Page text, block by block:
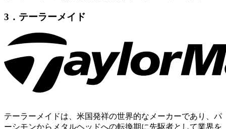
3．テーラーメイド
テーラーメイドは、米国発祥の世界的なメーカーであり、パ
ーシモンからメタルヘッドへの転換期に先駆者として業界を